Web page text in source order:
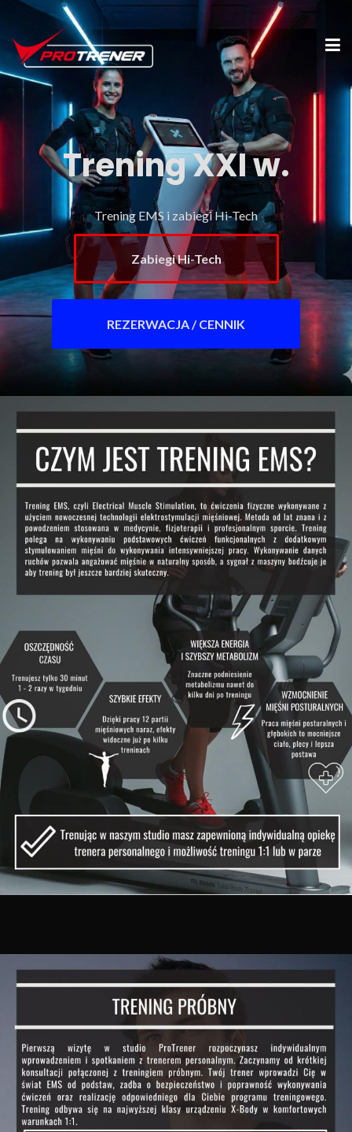
Trening XXI w.
Trening EMS i zabiegi Hi-Tech
Zabiegi Hi-Tech
REZERWACJA / CENNIK